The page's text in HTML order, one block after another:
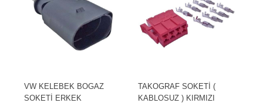
VW KELEBEK BOGAZ
SOKETİ ERKEK
TAKOGRAF SOKETİ (
KABLOSUZ ) KIRMIZI